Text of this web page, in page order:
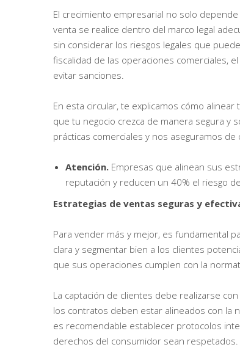
El crecimiento empresarial no solo
venta se realice dentro del marco legal
sin considerar los riesgos legales que
fiscalidad de las operaciones comerciales,
evitar sanciones.
En esta circular, te explicamos cómo
que tu negocio crezca de manera segura y
prácticas comerciales y nos aseguramos
Atención. Empresas que alinean sus
reputación y reducen un 40% el riesgo
Estrategias de ventas seguras y
Para vender más y mejor, es fundamental
clara y segmentar bien a los clientes
que sus operaciones cumplen con la
La captación de clientes debe realizarse
los contratos deben estar alineados con la
es recomendable establecer protocolos
derechos del consumidor sean respetados.